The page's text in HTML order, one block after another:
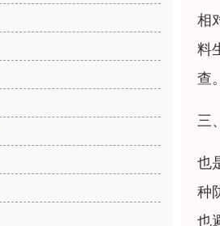
相
料
查
三
也
种
也